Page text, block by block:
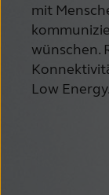
mit
wünschen.
Low Energy.